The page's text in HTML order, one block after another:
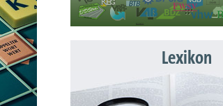
Lexikon